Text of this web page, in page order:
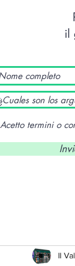
il
Acetto termini o
Il